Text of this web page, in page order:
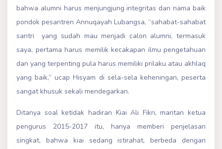
bahwa alumni harus menjungjung integritas dan nama baik
pondok pesantren Annuqayah Lubangsa, “sahabat-sahabat
santri yang sudah mau menjadi calon alumni, termasuk
saya, pertama harus memilik kecakapan ilmu pengetahuan
dan yang terpenting pula harus memiliki prilaku atau akhlaq
yang baik,” ucap Hisyam di sela-sela keheningan, peserta
sangat khusuk sekali mendegarkan.
Ditanya soal ketidak hadiran Kiai Ali Fikri, mantan ketua
pengurus 2015-2017 itu, hanya memberi penjelasan
singkat, bahwa kiai sedang istirahat, berbeda dengan